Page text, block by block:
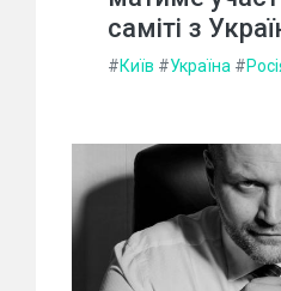
саміті з
#Київ #Україна #